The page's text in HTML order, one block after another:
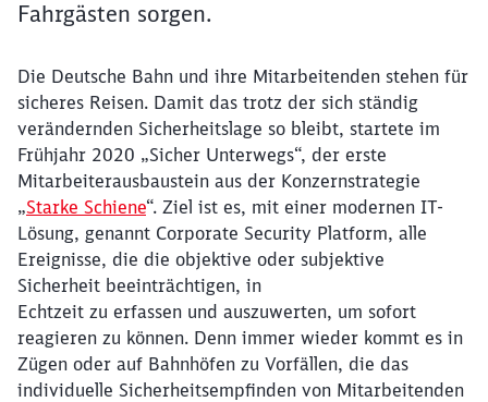
Fahrgästen sorgen.
Die Deutsche Bahn und ihre Mitarbeitenden stehen für
sicheres Reisen. Damit das trotz der sich ständig
verändernden Sicherheitslage so bleibt, startete im
Frühjahr 2020 „Sicher Unterwegs“, der erste
Mitarbeiterausbaustein aus der Konzernstrategie
„Starke Schiene“. Ziel ist es, mit einer modernen IT-
Lösung, genannt Corporate Security Platform, alle
Ereignisse, die die objektive oder subjektive
Sicherheit beeinträchtigen, in
Echtzeit zu erfassen und auszuwerten, um sofort
reagieren zu können. Denn immer wieder kommt es in
Zügen oder auf Bahnhöfen zu Vorfällen, die das
individuelle Sicherheitsempfinden von Mitarbeitenden